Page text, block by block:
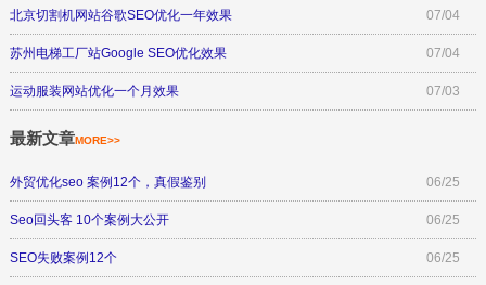
北京切割机网站谷歌SEO优化一年效果 07/04
苏州电梯工厂站Google SEO优化效果 07/04
运动服装网站优化一个月效果 07/03
最新文章MORE>>
外贸优化seo 案例12个，真假鉴别 06/25
Seo回头客 10个案例大公开 06/25
SEO失败案例12个 06/25